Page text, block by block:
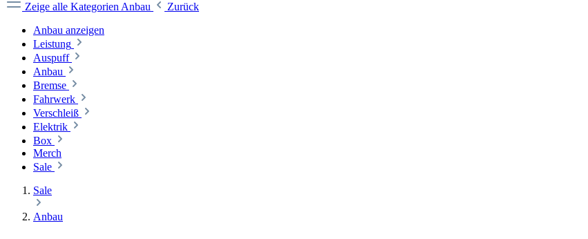
Zeige alle Kategorien Anbau
Zurück
Anbau anzeigen
Leistung
Auspuff
Anbau
Bremse
Fahrwerk
Verschleiß
Elektrik
Box
Merch
Sale
Sale
Anbau